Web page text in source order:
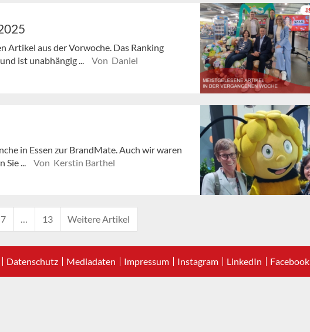
Artikel aus der Vorwoche. Das Ranking
ist unabhängig ...
Von Daniel
in Essen zur BrandMate. Auch wir waren
...
Von Kerstin Barthel
7 … 13 Weitere Artikel
Datenschutz Mediadaten Impressum Instagram LinkedIn Facebook